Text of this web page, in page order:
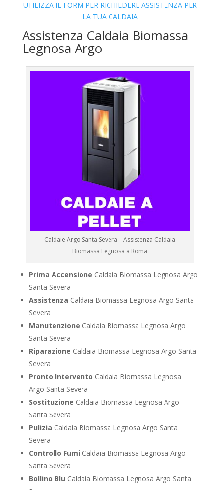
UTILIZZA IL FORM PER RICHIEDERE ASSISTENZA PER
LA TUA CALDAIA
Assistenza Caldaia Biomassa
Legnosa Argo
Caldaie Argo Santa Severa – Assistenza Caldaia
Biomassa Legnosa a Roma
Prima Accensione Caldaia Biomassa Legnosa Argo
Santa Severa
Assistenza Caldaia Biomassa Legnosa Argo Santa
Severa
Manutenzione Caldaia Biomassa Legnosa Argo
Santa Severa
Riparazione Caldaia Biomassa Legnosa Argo Santa
Severa
Pronto Intervento Caldaia Biomassa Legnosa
Argo Santa Severa
Sostituzione Caldaia Biomassa Legnosa Argo
Santa Severa
Pulizia Caldaia Biomassa Legnosa Argo Santa
Severa
Controllo Fumi Caldaia Biomassa Legnosa Argo
Santa Severa
Bollino Blu Caldaia Biomassa Legnosa Argo Santa